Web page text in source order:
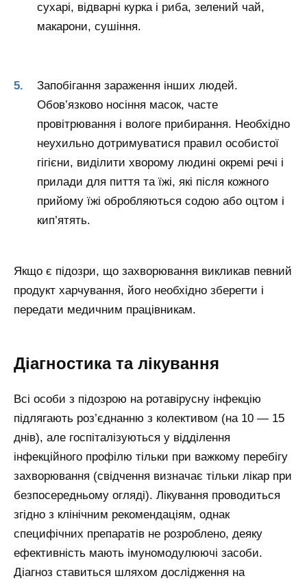
сухарі, відварні курка і риба, зелений чай,
макарони, сушіння.
Запобігання зараження інших людей.
Обов’язково носіння масок, часте
провітрювання і вологе прибирання. Необхідно
неухильно дотримуватися правил особистої
гігієни, виділити хворому людині окремі речі і
прилади для пиття та їжі, які після кожного
прийому їжі обробляються содою або оцтом і
кип’ятять.
Якщо є підозри, що захворювання викликав певний
продукт харчування, його необхідно зберегти і
передати медичним працівникам.
Діагностика та лікування
Всі особи з підозрою на ротавірусну інфекцію
підлягають роз’єднанню з колективом (на 10 — 15
днів), але госпіталізуються у відділення
інфекційного профілю тільки при важкому перебігу
захворювання (свідчення визначає тільки лікар при
безпосередньому огляді). Лікування проводиться
згідно з клінічним рекомендаціям, однак
специфічних препаратів не розроблено, деяку
ефективність мають імуномодулюючі засоби.
Діагноз ставиться шляхом дослідження на